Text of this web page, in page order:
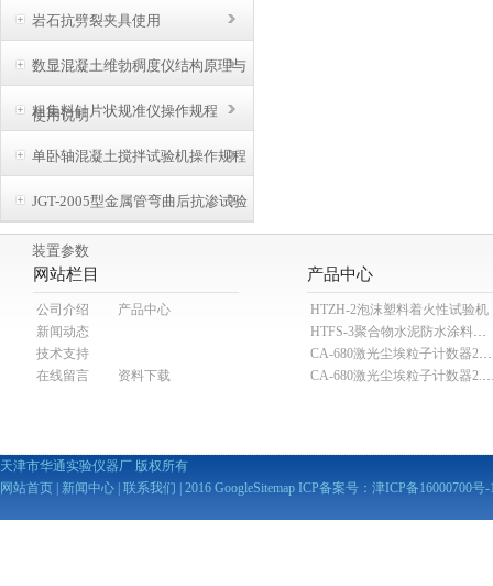
岩石抗劈裂夹具使用
数显混凝土维勃稠度仪结构原理与
使用说明
粗集料针片状规准仪操作规程
单卧轴混凝土搅拌试验机操作规程
JGT-2005型金属管弯曲后抗渗试验
装置参数
网站栏目
公司介绍
产品中心
新闻动态
技术支持
在线留言
资料下载
产品中心
HTZH-2泡沫塑料着火性试验机
HTFS-3聚合物水泥防水涂料分散机
CA-680激光尘埃粒子计数器28.3L
CA-680激光尘埃粒子
天津市华通实验仪器厂 版权所有
网站首页
新闻中心 联系我们 | 2016 GoogleSitemap ICP备案号： 津ICP备16000700号-